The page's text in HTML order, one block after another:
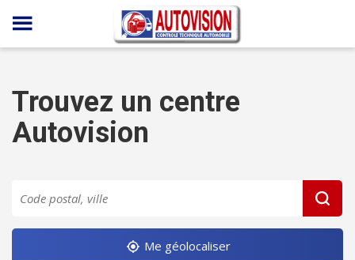
Panneau de gestion des cookies
Trouvez un centre
Autovision
Me géolocaliser